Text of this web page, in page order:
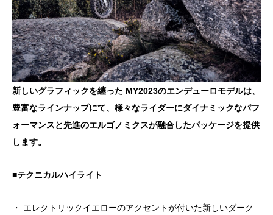
新しいグラフィックを纏った MY2023のエンデューロモデルは、
豊富なラインナップにて、様々なライダーにダイナミックなパフ
ォーマンスと先進のエルゴノミクスが融合したパッケージを提供
します。
■テクニカルハイライト
・ エレクトリックイエローのアクセントが付いた新しいダーク